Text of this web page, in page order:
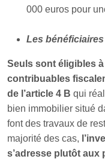
000 euros pour
Les
Seuls sont éligibles à
contribuables
de l’article 4 B qui
bien immobilier situé
font des travaux de
majorité des cas,
s’adresse plutôt aux